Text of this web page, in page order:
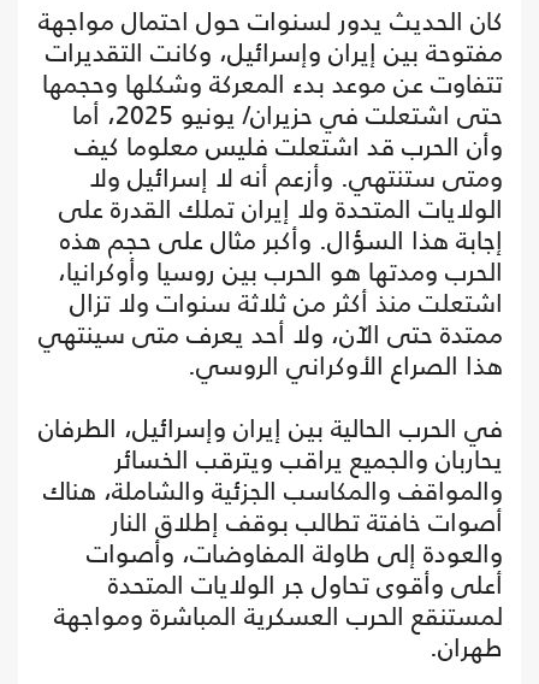
كان الحديث يدور لسنوات حول احتمال مواجهة
مفتوحة بين إيران وإسرائيل، وكانت التقديرات
تتفاوت عن موعد بدء المعركة وشكلها وحجمها
حتى اشتعلت في حزيران/ يونيو 2025، أما
وأن الحرب قد اشتعلت فليس معلوما كيف
ومتى ستنتهي. وأزعم أنه لا إسرائيل ولا
الولايات المتحدة ولا إيران تملك القدرة على
إجابة هذا السؤال. وأكبر مثال على حجم هذه
الحرب ومدتها هو الحرب بين روسيا وأوكرانيا،
اشتعلت منذ أكثر من ثلاثة سنوات ولا تزال
ممتدة حتى الآن، ولا أحد يعرف متى سينتهي
هذا الصراع الأوكراني الروسي.
في الحرب الحالية بين إيران وإسرائيل، الطرفان
يحاربان والجميع يراقب ويترقب الخسائر
والمواقف والمكاسب الجزئية والشاملة، هناك
أصوات خافتة تطالب بوقف إطلاق النار
والعودة إلى طاولة المفاوضات، وأصوات
أعلى وأقوى تحاول جر الولايات المتحدة
لمستنقع الحرب العسكرية المباشرة ومواجهة
طهران.